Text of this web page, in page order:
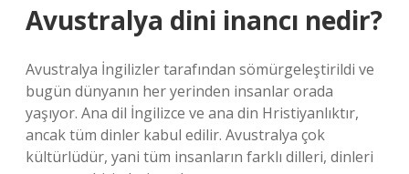
Avustralya dini inancı nedir?
Avustralya İngilizler tarafından sömürgeleştirildi ve
bugün dünyanın her yerinden insanlar orada
yaşıyor. Ana dil İngilizce ve ana din Hristiyanlıktır,
ancak tüm dinler kabul edilir. Avustralya çok
kültürlüdür, yani tüm insanların farklı dilleri, dinleri